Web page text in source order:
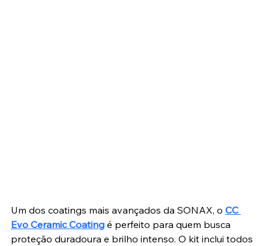
Um dos coatings mais avançados da SONAX, o CC
Evo Ceramic Coating é perfeito para quem busca
proteção duradoura e brilho intenso. O kit inclui todos